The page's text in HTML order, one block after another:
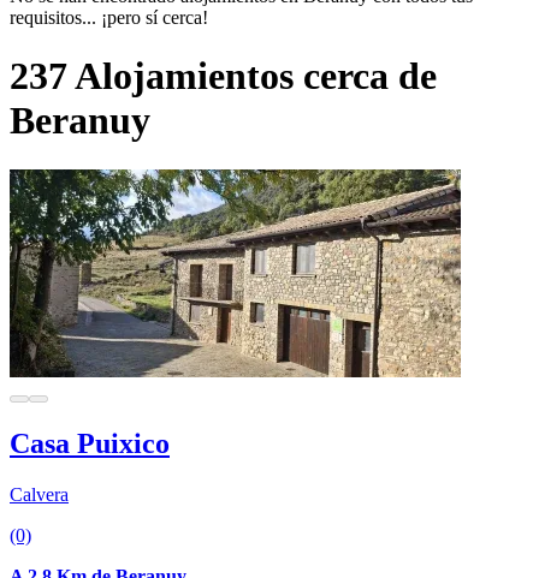
requisitos... ¡pero sí cerca!
237 Alojamientos cerca de
Beranuy
Casa Puixico
Calvera
(0)